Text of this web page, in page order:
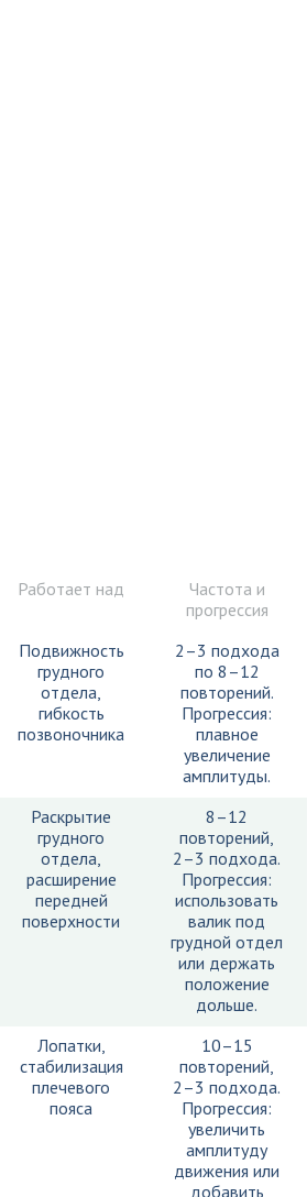
Работает над
Частота и
прогрессия
Подвижность
грудного
отдела,
гибкость
позвоночника
2–3 подхода
по 8–12
повторений.
Прогрессия:
плавное
увеличение
амплитуды.
Раскрытие
грудного
отдела,
расширение
передней
поверхности
8–12
повторений,
2–3 подхода.
Прогрессия:
использовать
валик под
грудной отдел
или держать
положение
дольше.
Лопатки,
стабилизация
плечевого
пояса
10–15
повторений,
2–3 подхода.
Прогрессия:
увеличить
амплитуду
движения или
добавить